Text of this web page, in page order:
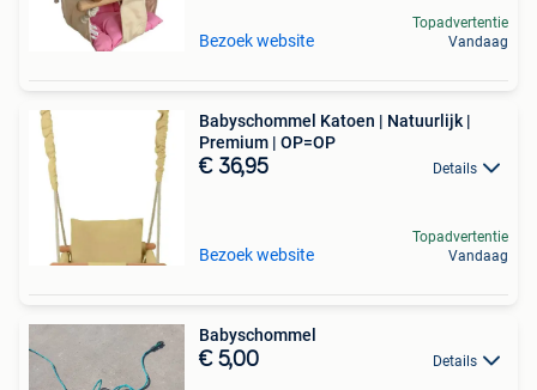
Bezoek website
Topadvertentie
Vandaag
Babyschommel Katoen | Natuurlijk |
Premium | OP=OP
€ 36,95 Details
Bezoek website
Topadvertentie
Vandaag
Babyschommel
€ 5,00 Details